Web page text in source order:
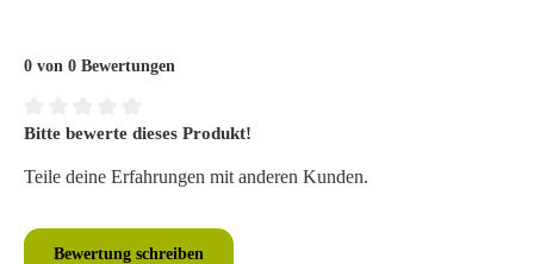
0 von 0 Bewertungen
Durchschnittliche Bewertung von 0 von 5 Sternen
Bitte bewerte dieses Produkt!
Teile deine Erfahrungen mit anderen Kunden.
Bewertung schreiben